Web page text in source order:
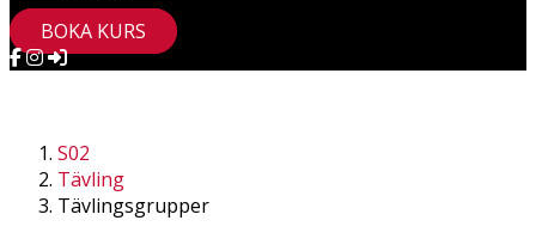
BOKA KURS
S02
Tävling
Tävlingsgrupper